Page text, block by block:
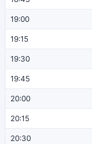
19:00
19:15
19:30
19:45
20:00
20:15
20:30